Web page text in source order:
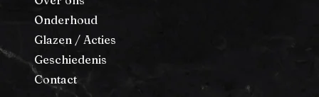
Onderhoud
Glazen / Acties
Geschiedenis
Contact